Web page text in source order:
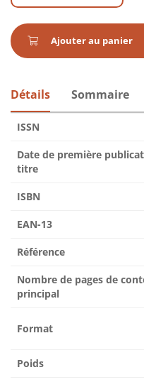
Ajouter au panier
Détails Sommaire
ISSN
Date de première
titre
ISBN
EAN-13
Référence
Nombre de pages de
principal
Format
Poids